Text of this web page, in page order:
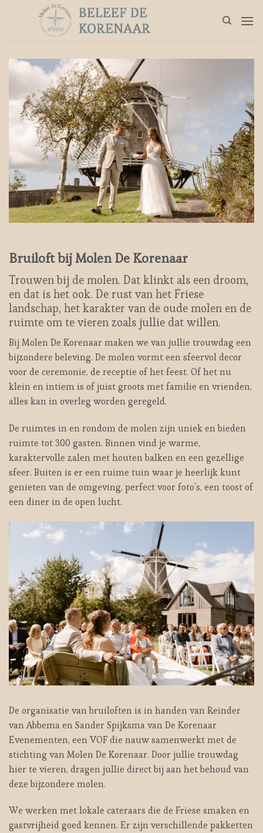
Bruiloft bij Molen De Korenaar
Trouwen bij de molen. Dat klinkt als een droom,
en dat is het ook. De rust van het Friese
landschap, het karakter van de oude molen en de
ruimte om te vieren zoals jullie dat willen.
Bij Molen De Korenaar maken we van jullie trouwdag een
bijzondere beleving. De molen vormt een sfeervol decor
voor de ceremonie, de receptie of het feest. Of het nu
klein en intiem is of juist groots met familie en vrienden,
alles kan in overleg worden geregeld.
De ruimtes in en rondom de molen zijn uniek en bieden
ruimte tot 300 gasten. Binnen vind je warme,
karaktervolle zalen met houten balken en een gezellige
sfeer. Buiten is er een ruime tuin waar je heerlijk kunt
genieten van de omgeving, perfect voor foto’s, een toost of
een diner in de open lucht.
De organisatie van bruiloften is in handen van Reinder
van Abbema en Sander Spijksma van De Korenaar
Evenementen, een VOF die nauw samenwerkt met de
stichting van Molen De Korenaar. Door jullie trouwdag
hier te vieren, dragen jullie direct bij aan het behoud van
deze bijzondere molen.
We werken met lokale cateraars die de Friese smaken en
gastvrijheid goed kennen. Er zijn verschillende pakketten